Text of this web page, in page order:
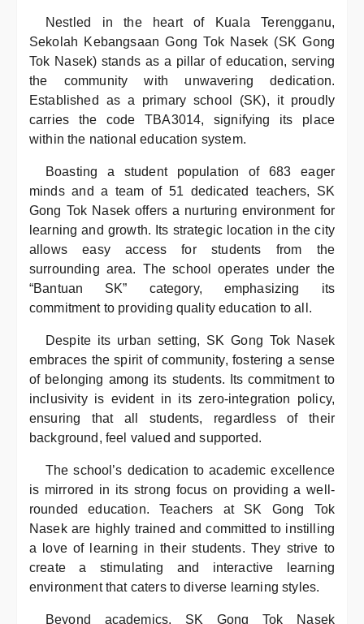
Nestled in the heart of Kuala Terengganu,
Sekolah Kebangsaan Gong Tok Nasek (SK Gong
Tok Nasek) stands as a pillar of education, serving
the community with unwavering dedication.
Established as a primary school (SK), it proudly
carries the code TBA3014, signifying its place
within the national education system.
Boasting a student population of 683 eager
minds and a team of 51 dedicated teachers, SK
Gong Tok Nasek offers a nurturing environment for
learning and growth. Its strategic location in the city
allows easy access for students from the
surrounding area. The school operates under the
“Bantuan SK” category, emphasizing its
commitment to providing quality education to all.
Despite its urban setting, SK Gong Tok Nasek
embraces the spirit of community, fostering a sense
of belonging among its students. Its commitment to
inclusivity is evident in its zero-integration policy,
ensuring that all students, regardless of their
background, feel valued and supported.
The school’s dedication to academic excellence
is mirrored in its strong focus on providing a well-
rounded education. Teachers at SK Gong Tok
Nasek are highly trained and committed to instilling
a love of learning in their students. They strive to
create a stimulating and interactive learning
environment that caters to diverse learning styles.
Beyond academics, SK Gong Tok Nasek